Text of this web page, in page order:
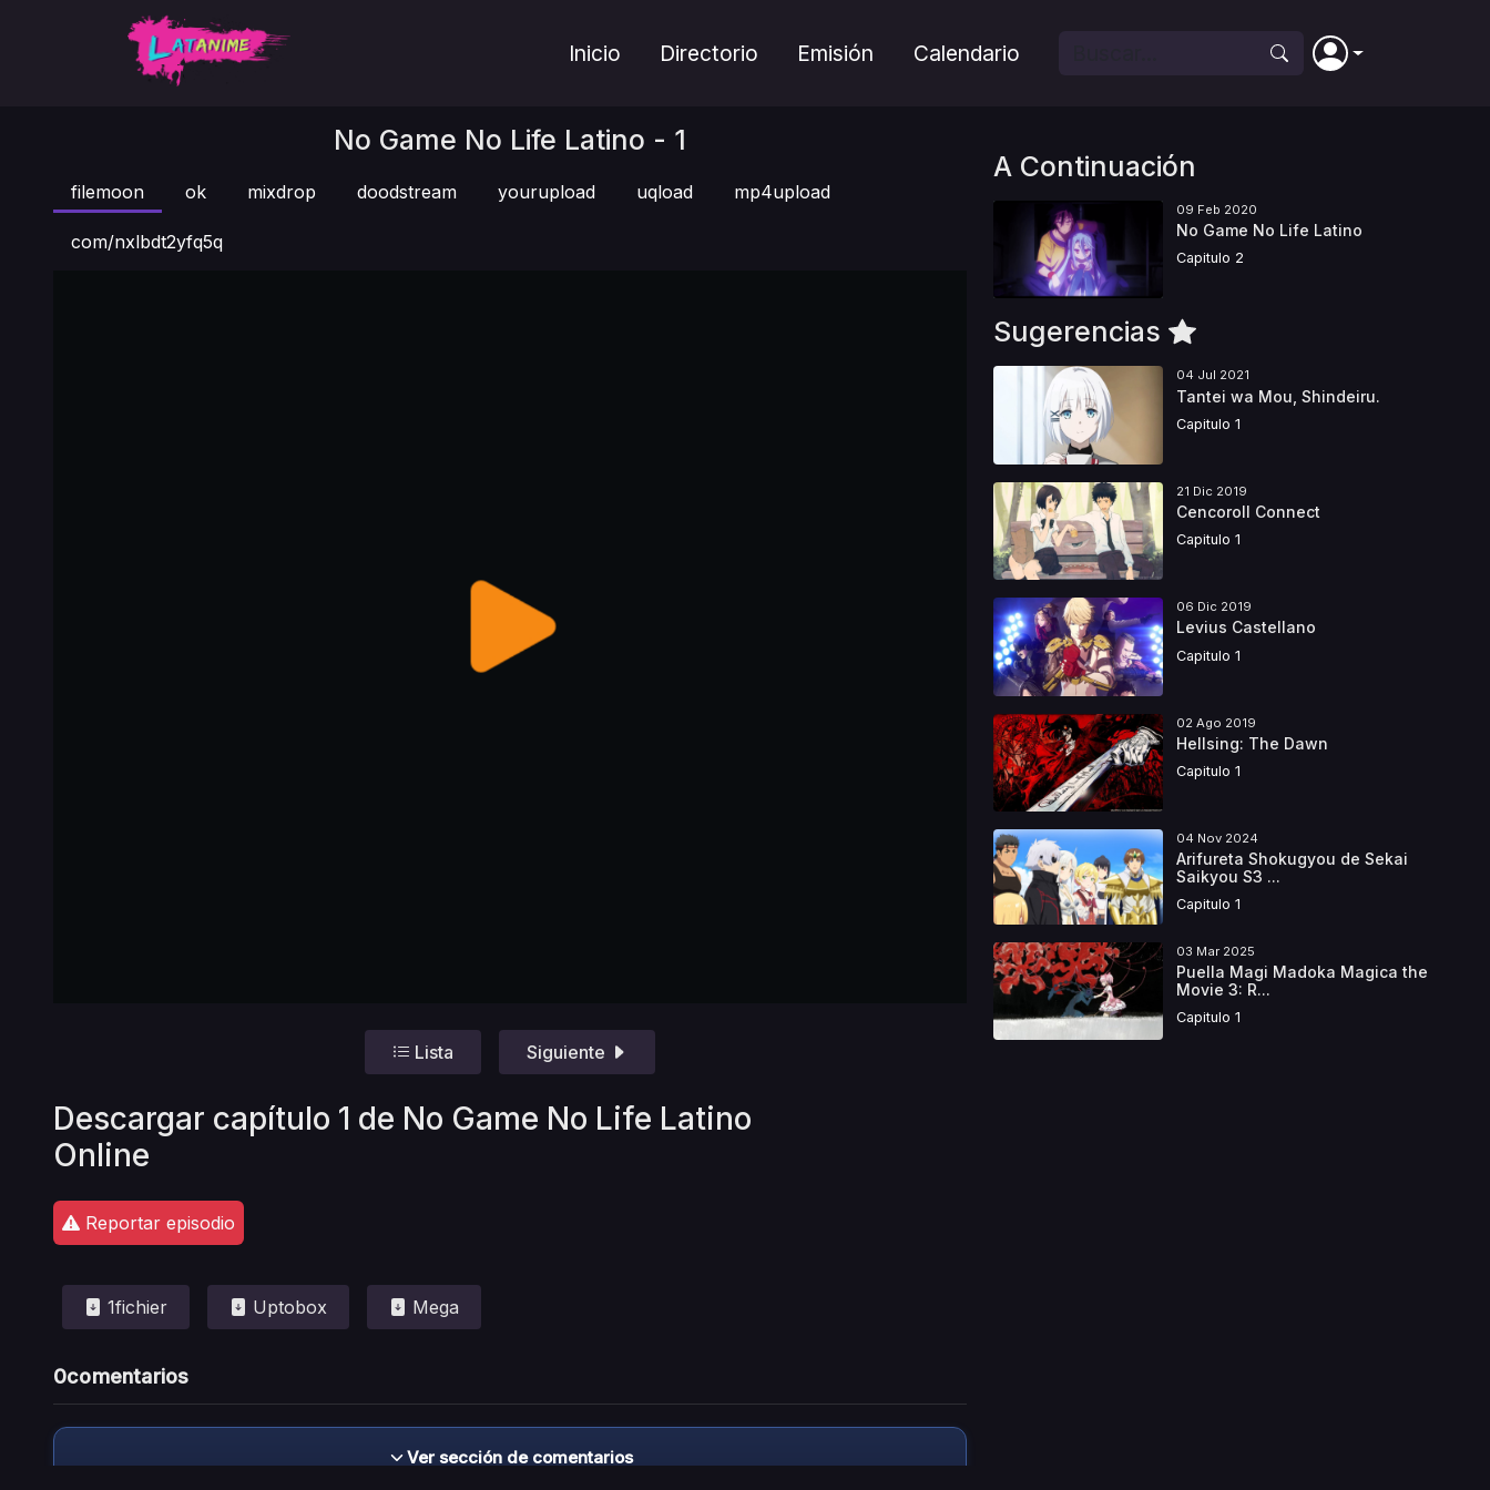
Inicio Directorio Emisión Calendario
No Game No Life Latino - 1
filemoon ok mixdrop doodstream yourupload uqload mp4upload
com/nxlbdt2yfq5q
Lista Siguiente
Descargar capítulo 1 de No Game No Life Latino
Online
Reportar episodio
1fichier Uptobox Mega
0comentarios
Ver sección de comentarios
A Continuación
09 Feb 2020
No Game No Life Latino
Capitulo 2
Sugerencias
04 Jul 2021
Tantei wa Mou, Shindeiru.
Capitulo 1
21 Dic 2019
Cencoroll Connect
Capitulo 1
06 Dic 2019
Levius Castellano
Capitulo 1
02 Ago 2019
Hellsing: The Dawn
Capitulo 1
04 Nov 2024
Arifureta Shokugyou de Sekai
Saikyou S3 ...
Capitulo 1
03 Mar 2025
Puella Magi Madoka Magica the
Movie 3: R...
Capitulo 1